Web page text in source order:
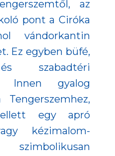
az
pont a Ciróka
vándorkantin
Ez egyben büfé,
szabadtéri
Innen gyalog
egy apró
kézimalom-